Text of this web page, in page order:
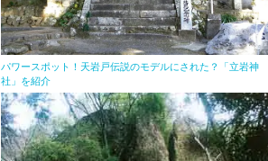
パワースポット！天岩戸伝説のモデルにされた？「立岩神
社」を紹介